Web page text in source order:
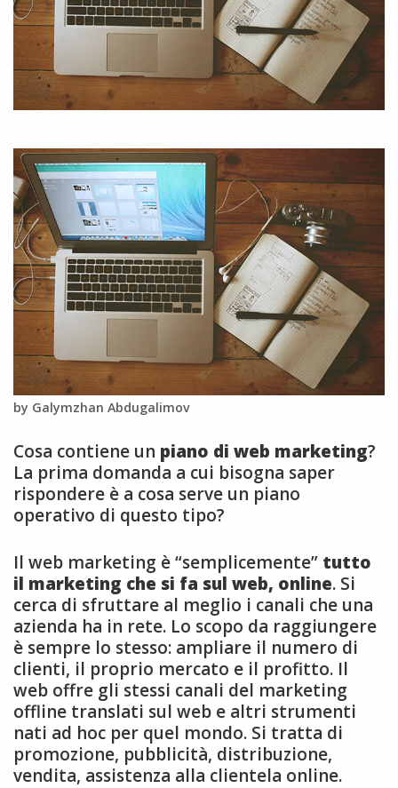
by Galymzhan Abdugalimov
Cosa contiene un piano di web marketing?
La prima domanda a cui bisogna saper
rispondere è a cosa serve un piano
operativo di questo tipo?
Il web marketing è “semplicemente” tutto
il marketing che si fa sul web, online. Si
cerca di sfruttare al meglio i canali che una
azienda ha in rete. Lo scopo da raggiungere
è sempre lo stesso: ampliare il numero di
clienti, il proprio mercato e il profitto. Il
web offre gli stessi canali del marketing
offline translati sul web e altri strumenti
nati ad hoc per quel mondo. Si tratta di
promozione, pubblicità, distribuzione,
vendita, assistenza alla clientela online.